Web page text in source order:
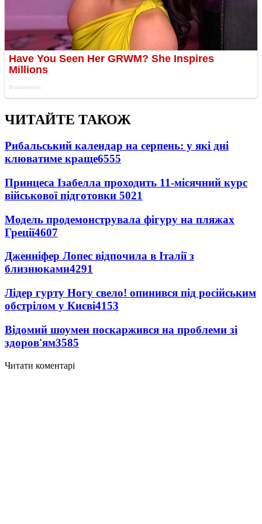
ЧИТАЙТЕ ТАКОЖ
Рибальський календар на серпень: у які дні
клюватиме краще6555
Принцеса Ізабелла проходить 11-місячний курс
військової підготовки 5021
Модель продемонструвала фігуру на пляжах
Греції4607
Дженніфер Лопес відпочила в Італії з
близнюками4291
Лідер гурту Ногу свело! опинився під російським
обстрілом у Києві4153
Відомий шоумен поскаржився на проблеми зі
здоров'ям3585
Читати коментарі